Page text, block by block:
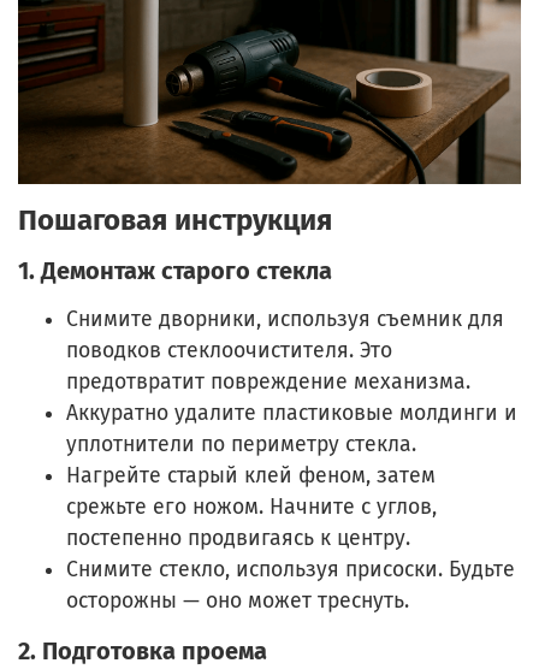
Пошаговая инструкция
1. Демонтаж старого стекла
Снимите дворники, используя съемник для
поводков стеклоочистителя. Это
предотвратит повреждение механизма.
Аккуратно удалите пластиковые молдинги и
уплотнители по периметру стекла.
Нагрейте старый клей феном, затем
срежьте его ножом. Начните с углов,
постепенно продвигаясь к центру.
Снимите стекло, используя присоски. Будьте
осторожны — оно может треснуть.
2. Подготовка проема